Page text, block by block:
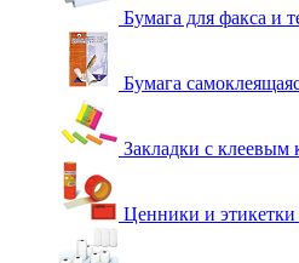
Бумага для факса и
Бумага
Закладки с клеевым
Ценники и этикетки